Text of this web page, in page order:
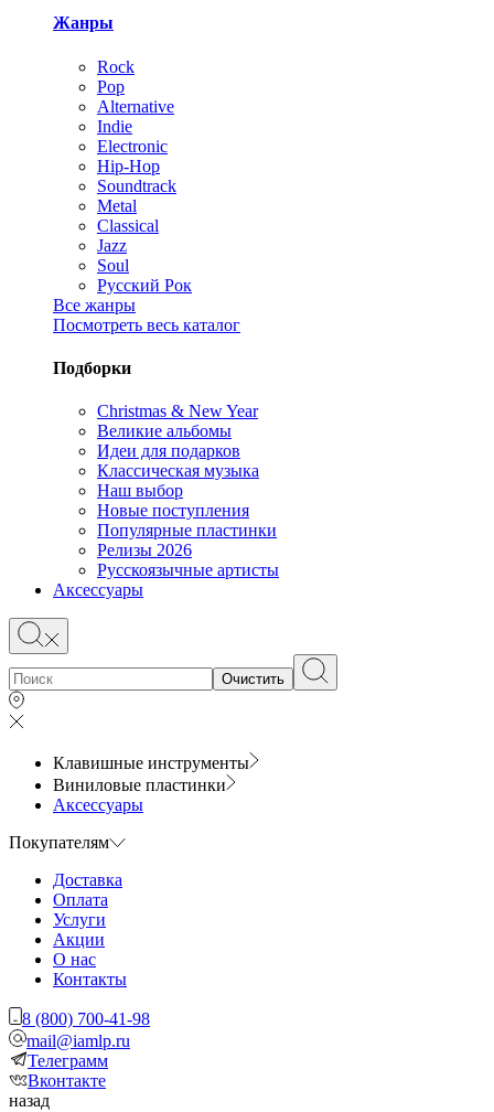
Жанры
Rock
Pop
Alternative
Indie
Electronic
Hip-Hop
Soundtrack
Metal
Classical
Jazz
Soul
Русский Рок
Все жанры
Посмотреть весь каталог
Подборки
Christmas & New Year
Великие альбомы
Идеи для подарков
Классическая музыка
Наш выбор
Новые поступления
Популярные пластинки
Релизы 2026
Русскоязычные артисты
Аксессуары
Очистить
Клавишные инструменты
Виниловые пластинки
Аксессуары
Покупателям
Доставка
Оплата
Услуги
Акции
О нас
Контакты
8 (800) 700-41-98
mail@iamlp.ru
Телеграмм
Вконтакте
назад